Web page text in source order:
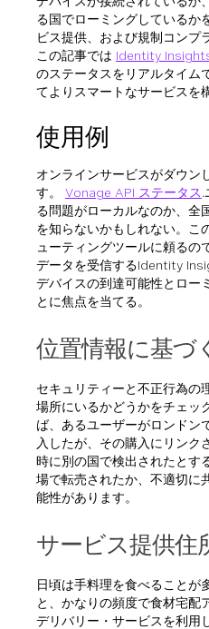
る国でローミングしているか
ビス提供、および規制コンプ
この記事では Identity
のステータスをリアルタイム
てよりスマートなサービスを
使用例
オンラインサービスがダウン
す。
Vonage API ステータス.
る問題がローカルなのか、全
を知らないかもしれない。こ
ューティングツールに頼るの
データを受信するIdentity
デバイスの到達可能性とロー
とに焦点を当てる。
位置情報に基づ
セキュリティーと不正行為の
場所にいるかどうかをチェッ
ば、あるユーザーがロンドン
入したが、その購入にリンク
時に別の国で検出されたとす
場で転売されたか、不適切に
能性があります。
サービス提供住
日頃は手料理を食べることが
と、かなりの頻度で食材宅配
デリバリー・サービスを利用